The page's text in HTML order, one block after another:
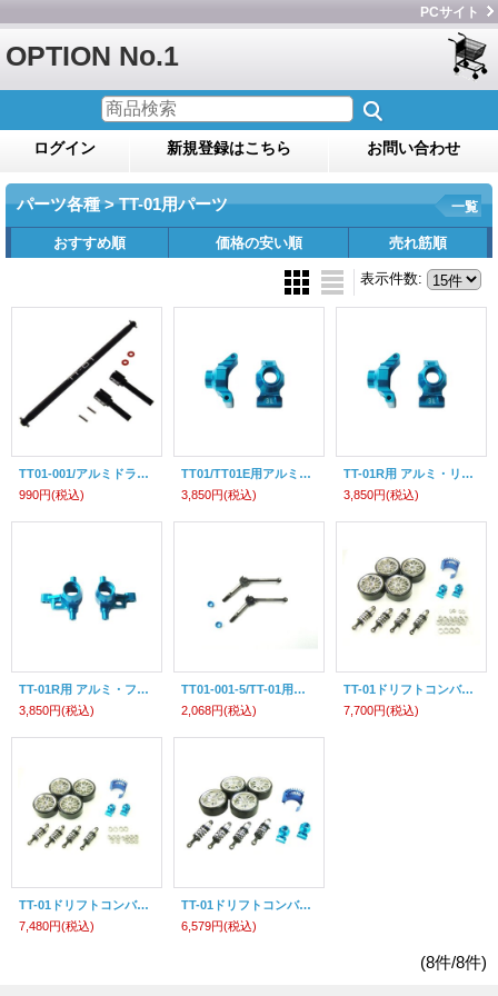
PCサイト
OPTION No.1
ログイン 新規登録はこちら お問い合わせ
パーツ各種 > TT-01用パーツ 一覧
おすすめ順 価格の安い順 売れ筋順
表示件数:
TT01-001/アルミドライブシャフトセット/TT01/TT01E
990円(税込)
TT01/TT01E用アルミ・リヤハブキャリアトーイン3度 2コ入（タミヤブルー）
3,850円(税込)
TT-01R用 アルミ・リヤハブキャリア トーイン2度 2コ入（タミヤブルー）
3,850円(税込)
TT-01R用 アルミ・フロントナックル 2コ入（タミヤブルー）
3,850円(税込)
TT01-001-5/TT-01用ユニバーサルジョイント 5mm ワイド 2個入
2,068円(税込)
TT-01ドリフトコンバージョンセット（TT-01E用フルボールベアリングセット、アルミオイルダンパー、ドリフトタイヤ＆シルバーメッキホイル、アルミリヤハブキャリア2度、アルミモーターヒートシンク）
7,700円(税込)
TT-01ドリフトコンバージョンセット（TT-01用フルボールベアリングセット、アルミオイルダンパー、ドリフトタイヤ＆シルバーメッキホイル、アルミリヤハブキャリア2度、アルミモーターヒートシンク）
7,480円(税込)
TT-01ドリフトコンバージョンセット（アルミオイルダンパー、ドリフトタイヤ＆シルバーメッキホイル、アルミリヤハブキャリア2度、アルミモーターヒートシンク）
6,579円(税込)
(8件/8件)